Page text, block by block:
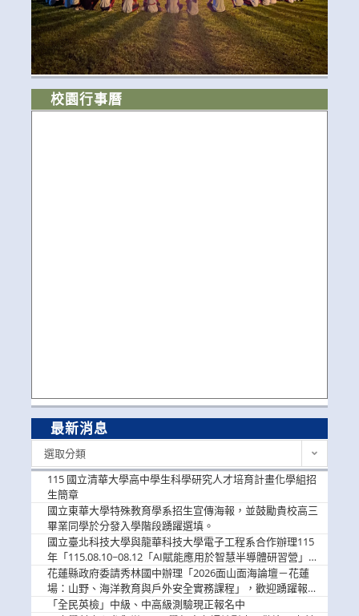
校園行事曆
最新消息
選取分類
115 國立清華大學高中學生科學研究人才培育計畫化學組招
生簡章
國立東華大學特殊教育學系招生宣傳海報，並鼓勵貴校高三
畢業同學於分發入學階段踴躍選填。
國立臺北科技大學與龍華科技大學電子工程系合作辦理115
年「115.08.10~08.12「AI賦能應用於智慧半導體研習營」，
歡迎學生踴躍報名參加
花蓮縣政府委請秀林國中辦理「2026面山面海論壇－花蓮
場：山野、海洋教育與戶外安全實務課程」，歡迎踴躍報名
參加
「全民英檢」中級、中高級測驗現正報名中